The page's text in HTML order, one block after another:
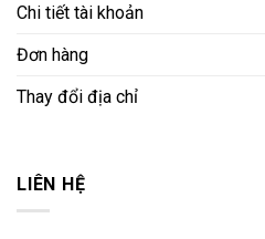
Chi tiết tài khoản
Đơn hàng
Thay đổi địa chỉ
LIÊN HỆ